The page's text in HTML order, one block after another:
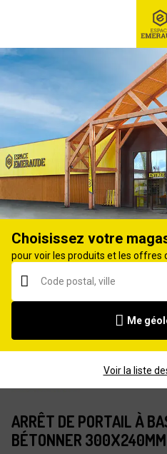
Ex : Robot tondeuse, ...
Arrêt, butée de porte et
ARRÊT DE PORTAIL À
BÉTONNER
Choisissez votre
pour voir les produits et les offres
Me
Voir la liste